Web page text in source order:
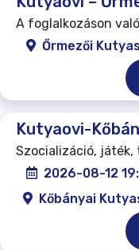
A foglalkozáson
Őrmezői
Kutyaovi-
Szocializáció, játék,
2026-08-12
Kőbányai